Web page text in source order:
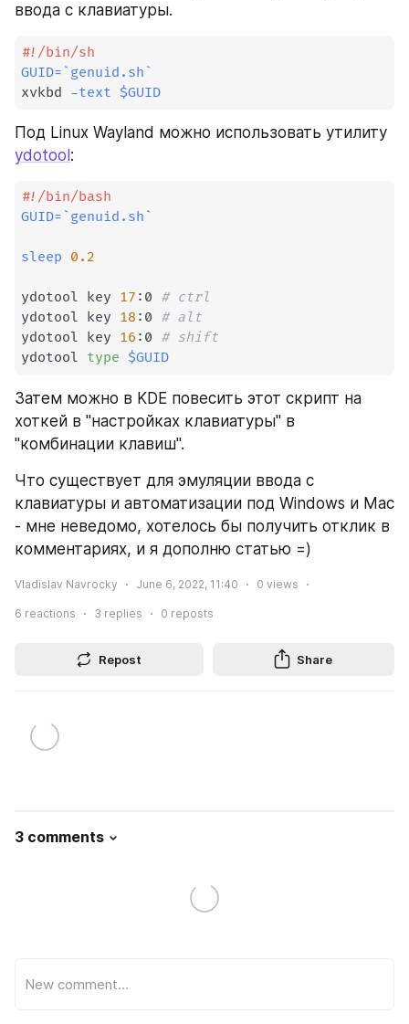
ввода с клавиатуры.
#!/bin/sh
GUID= ` genuid.sh `
xvkbd -text $GUID
ydotool :
#!/bin/bash
GUID= ` genuid.sh `
sleep 0.2
ydotool key 17 :0 # ctrl
ydotool key 18 :0 # alt
ydotool key 16 :0 # shift
ydotool type $GUID
Затем можно в KDE повесить этот скрипт на
хоткей в "настройках клавиатуры" в
"комбинации клавиш".
Что существует для эмуляции ввода с
клавиатуры и автоматизации под Windows и Mac
- мне неведомо, хотелось бы получить отклик в
комментариях, и я дополню статью =)
Vladislav Navrocky June 6, 2022, 11:40 0 views
6 reactions 3 replies 0 reposts
Repost Share
3 comments